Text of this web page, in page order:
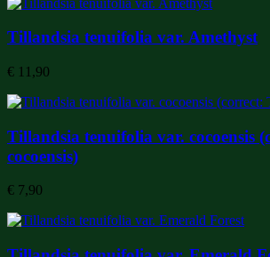
Tillandsia tenuifolia var. Amethyst
€ 11,90
Tillandsia tenuifolia var. cocoensis
cocoensis)
€ 7,90